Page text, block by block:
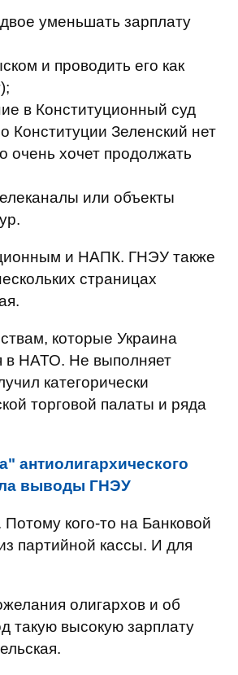
уменьшать зарплату
и проводить его как
в Конституционный суд
Конституции Зеленский нет
очень хочет продолжать
или объекты
и НАПК. ГНЭУ также
страницах
которые Украина
в НАТО. Не выполняет
категорически
торговой палаты и ряда
антиолигархического
выводы ГНЭУ
кого-то на Банковой
партийной кассы. И для
олигархов и об
такую ​​высокую зарплату